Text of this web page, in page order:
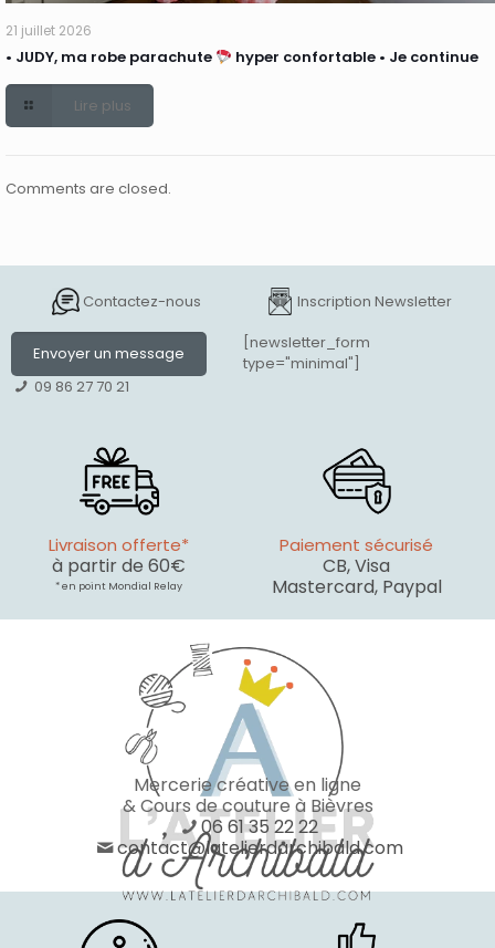
21 juillet 2026
• JUDY, ma robe parachute hyper confortable • Je continue
Lire plus
Comments are closed.
Contactez-nous
Envoyer un message
09 86 27 70 21
Inscription Newsletter
[newsletter_form
type="minimal"]
Livraison offerte*
à partir de 60€
* en point Mondial Relay
Paiement sécurisé
CB, Visa
Mastercard, Paypal
Mercerie créative en ligne
& Cours de couture à Bièvres
06 61 35 22 22
contact@latelierdarchibald.com